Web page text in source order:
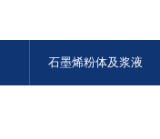
石墨烯粉体及浆液